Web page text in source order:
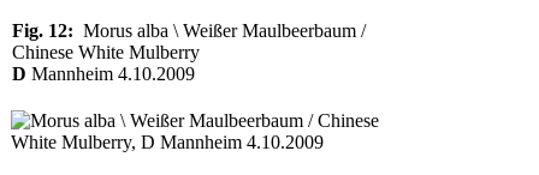
Fig. 12: Morus alba \ Weißer Maulbeerbaum /
Chinese White Mulberry
D Mannheim 4.10.2009